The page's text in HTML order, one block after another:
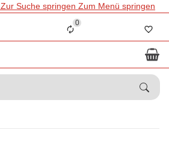
Zur Suche springen Zum Menü springen
0